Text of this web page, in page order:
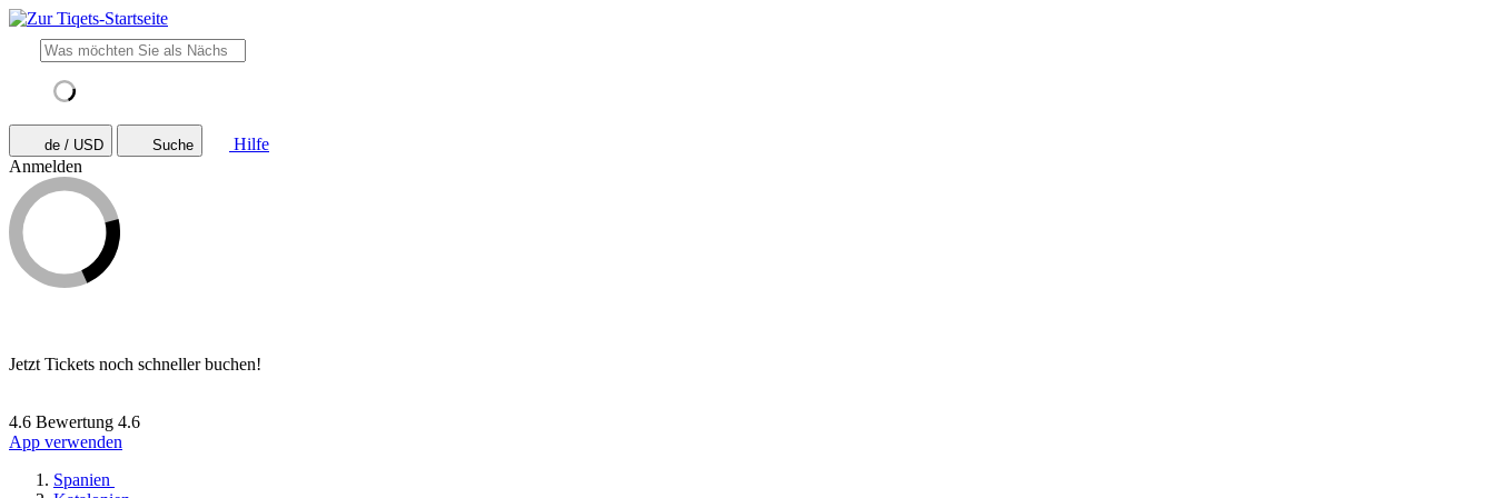
de / USD Suche
Hilfe
Anmelden
Jetzt Tickets noch schneller buchen!
4.6 Bewertung 4.6
App verwenden
Spanien